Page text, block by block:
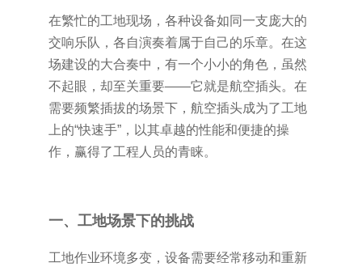
在繁忙的工地现场，各种设备如同一支庞大的
交响乐队，各自演奏着属于自己的乐章。在这
场建设的大合奏中，有一个小小的角色，虽然
不起眼，却至关重要——它就是航空插头。在
需要频繁插拔的场景下，航空插头成为了工地
上的“快速手”，以其卓越的性能和便捷的操
作，赢得了工程人员的青睐。
一、工地场景下的挑战
工地作业环境多变，设备需要经常移动和重新